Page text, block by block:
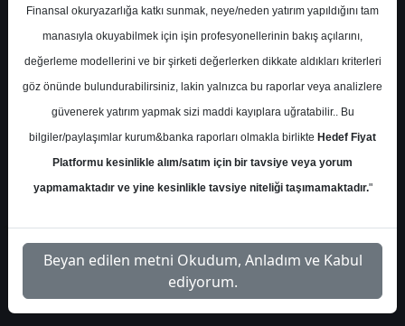
S.No Dosya Adı İndir
1
integral-doas-bilanco-
analizi-4094844
İlgili
Dosyayı İndir
1
Finansal okuryazarlığa katkı sunmak, neye/neden yatırım yapıldığını tam
manasıyla okuyabilmek için işin profesyonellerinin bakış açılarını,
değerleme modellerini ve bir şirketi değerlerken dikkate aldıkları kriterleri
göz önünde bulundurabilirsiniz, lakin yalnızca bu raporlar veya analizlere
güvenerek yatırım yapmak sizi maddi kayıplara uğratabilir.. Bu
bilgiler/paylaşımlar kurum&banka raporları olmakla birlikte Hedef Fiyat
Platformu kesinlikle alım/satım için bir tavsiye veya yorum
yapmamaktadır ve yine kesinlikle tavsiye niteliği taşımamaktadır."
Beyan edilen metni Okudum, Anladım ve Kabul
ediyorum.